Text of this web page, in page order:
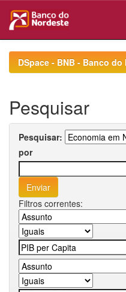
navigationDSpace - BNB - Banco
Pesquisar
Pesquisar:
por
Filtros correntes: